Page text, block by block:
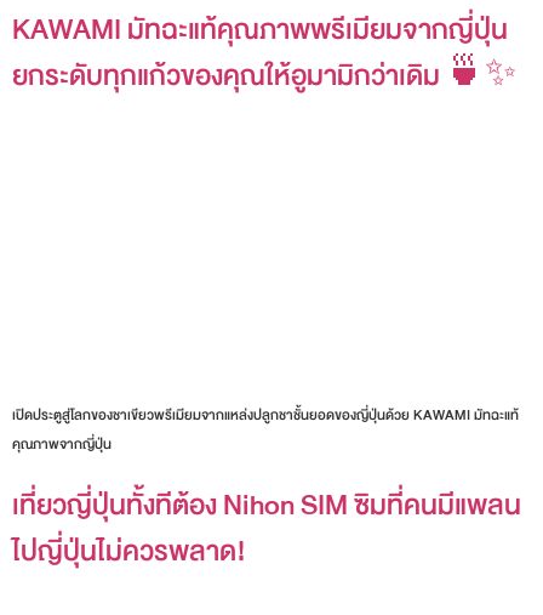
KAWAMI มัทฉะแท้คุณภาพพรีเมียมจากญี่ปุ่น
ยกระดับทุกแก้วของคุณให้อูมามิกว่าเดิม 🍵✨
เปิดประตูสู่โลกของชาเขียวพรีเมียมจากแหล่งปลูกชาชั้นยอดของญี่ปุ่นด้วย KAWAMI มัทฉะแท้
คุณภาพจากญี่ปุ่น
เที่ยวญี่ปุ่นทั้งทีต้อง Nihon SIM ซิมที่คนมีแพลน
ไปญี่ปุ่นไม่ควรพลาด!